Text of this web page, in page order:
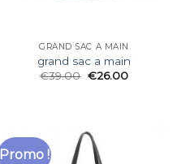
GRAND SAC A MAIN
grand sac a main
€39.00 €26.00
Promo !